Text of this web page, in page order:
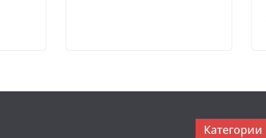
Категории